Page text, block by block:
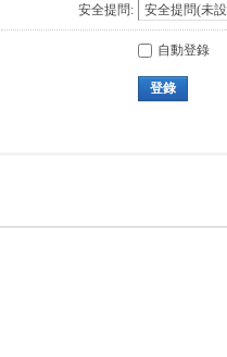
安全提問:
自動登錄
登錄